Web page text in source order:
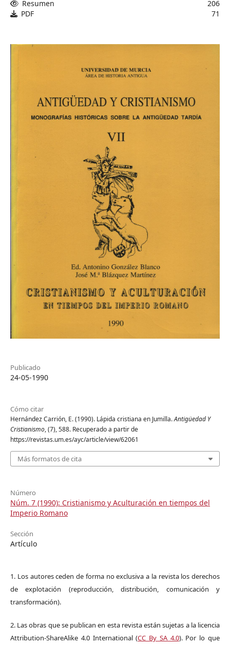
Resumen
206
PDF
71
Publicado
24-05-1990
Cómo citar
Hernández Carrión, E. (1990). Lápida cristiana en Jumilla.Antigüedad Y
Cristianismo, (7), 588. Recuperado a partir de
https://revistas.um.es/ayc/article/view/62061
Más formatos de cita
Número
Núm. 7 (1990): Cristianismo y Aculturación en tiempos del
Imperio Romano
Sección
Artículo
1. Los autores ceden de forma no exclusiva a la revista los derechos
de explotación (reproducción, distribución, comunicación y
transformación).
2. Las obras que se publican en esta revista están sujetas a la licencia
Attribution-ShareAlike 4.0 International (CC By SA 4.0). Por lo que